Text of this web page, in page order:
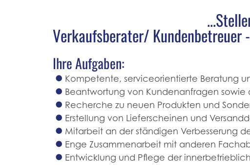
Verkaufsberater/
Ihre Aufgaben:
Kompetente, serviceorientierte Beratung
Beantwortung von Kundenanfragen sowie
Recherche zu neuen Produkten und
Erstellung von Lieferscheinen und
Mitarbeit an der ständigen Verbesserung
Enge Zusammenarbeit mit anderen
Entwicklung und Pflege der